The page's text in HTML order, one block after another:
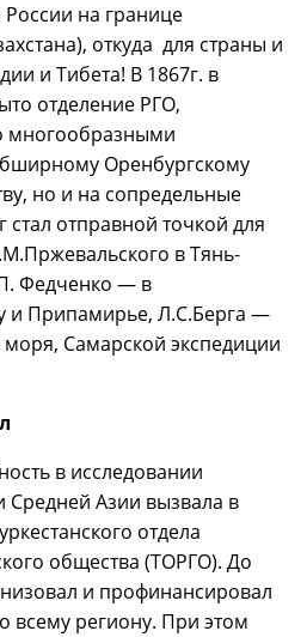
на границе
откуда для страны и
и Тибета! В 1867г. в
отделение РГО,
многообразными
Оренбургскому
но и на сопредельные
отправной точкой для
в Тянь-
Федченко — в
и Припамирье, Л.С.Берга —
моря, Самарской экспедиции
в исследовании
Средней Азии вызвала в
отдела
общества (ТОРГО). До
и профинансировал
всему региону. При этом